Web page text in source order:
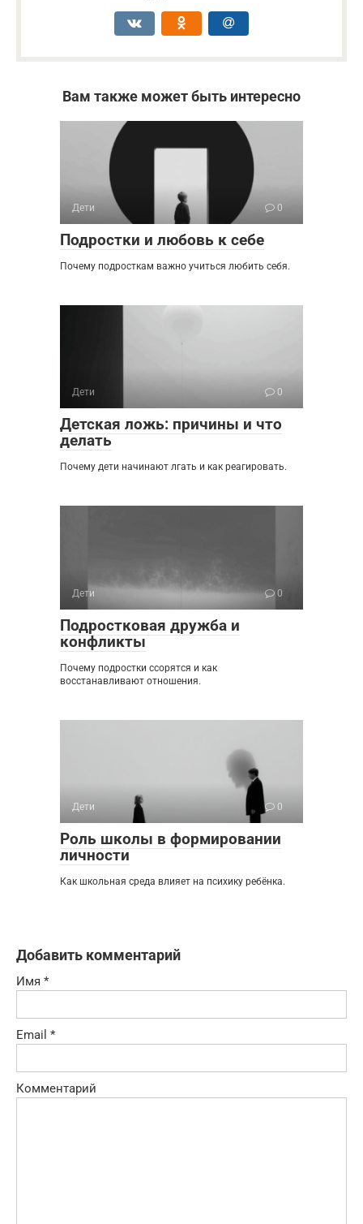
Вам также может быть интересно
Дети 0
Подростки и любовь к себе
Почему подросткам важно учиться любить себя.
Дети 0
Детская ложь: причины и что
делать
Почему дети начинают лгать и как реагировать.
Дети 0
Подростковая дружба и
конфликты
Почему подростки ссорятся и как
восстанавливают отношения.
Дети 0
Роль школы в формировании
личности
Как школьная среда влияет на психику ребёнка.
Добавить комментарий
Имя *
Email *
Комментарий